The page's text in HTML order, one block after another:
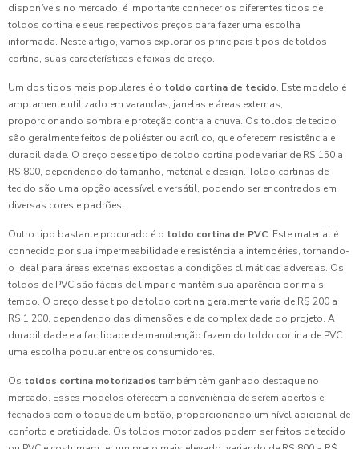
disponíveis no mercado, é importante conhecer os diferentes tipos de
toldos cortina e seus respectivos preços para fazer uma escolha
informada. Neste artigo, vamos explorar os principais tipos de toldos
cortina, suas características e faixas de preço.
Um dos tipos mais populares é o toldo cortina de tecido. Este modelo é
amplamente utilizado em varandas, janelas e áreas externas,
proporcionando sombra e proteção contra a chuva. Os toldos de tecido
são geralmente feitos de poliéster ou acrílico, que oferecem resistência e
durabilidade. O preço desse tipo de toldo cortina pode variar de R$ 150 a
R$ 800, dependendo do tamanho, material e design. Toldo cortinas de
tecido são uma opção acessível e versátil, podendo ser encontrados em
diversas cores e padrões.
Outro tipo bastante procurado é o toldo cortina de PVC. Este material é
conhecido por sua impermeabilidade e resistência a intempéries, tornando-
o ideal para áreas externas expostas a condições climáticas adversas. Os
toldos de PVC são fáceis de limpar e mantêm sua aparência por mais
tempo. O preço desse tipo de toldo cortina geralmente varia de R$ 200 a
R$ 1.200, dependendo das dimensões e da complexidade do projeto. A
durabilidade e a facilidade de manutenção fazem do toldo cortina de PVC
uma escolha popular entre os consumidores.
Os toldos cortina motorizados também têm ganhado destaque no
mercado. Esses modelos oferecem a conveniência de serem abertos e
fechados com o toque de um botão, proporcionando um nível adicional de
conforto e praticidade. Os toldos motorizados podem ser feitos de tecido